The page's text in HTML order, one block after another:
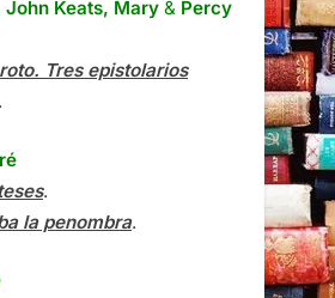
John Keats, Mary & Percy
Tres epistolarios
.
la penombra.